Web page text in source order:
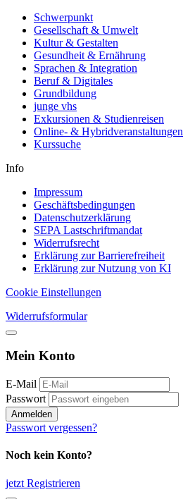
Schwerpunkt
Gesellschaft & Umwelt
Kultur & Gestalten
Gesundheit & Ernährung
Sprachen & Integration
Beruf & Digitales
Grundbildung
junge vhs
Exkursionen & Studienreisen
Online- & Hybridveranstaltungen
Kurssuche
Info
Impressum
Geschäftsbedingungen
Datenschutzerklärung
SEPA Lastschriftmandat
Widerrufsrecht
Erklärung zur Barrierefreiheit
Erklärung zur Nutzung von KI
Cookie Einstellungen
Widerrufsformular
Mein Konto
E-Mail
Passwort
Anmelden
Passwort vergessen?
Noch kein Konto?
jetzt Registrieren